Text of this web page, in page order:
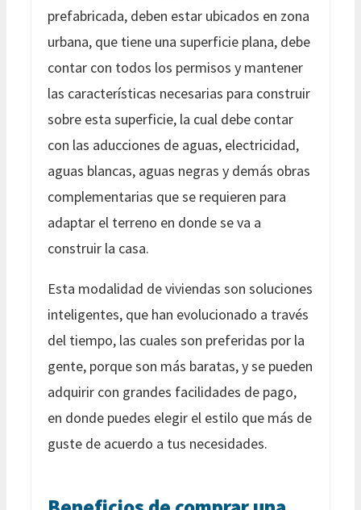
prefabricada, deben estar ubicados en zona
urbana, que tiene una superficie plana, debe
contar con todos los permisos y mantener
las características necesarias para construir
sobre esta superficie, la cual debe contar
con las aducciones de aguas, electricidad,
aguas blancas, aguas negras y demás obras
complementarias que se requieren para
adaptar el terreno en donde se va a
construir la casa.
Esta modalidad de viviendas son soluciones
inteligentes, que han evolucionado a través
del tiempo, las cuales son preferidas por la
gente, porque son más baratas, y se pueden
adquirir con grandes facilidades de pago,
en donde puedes elegir el estilo que más de
guste de acuerdo a tus necesidades.